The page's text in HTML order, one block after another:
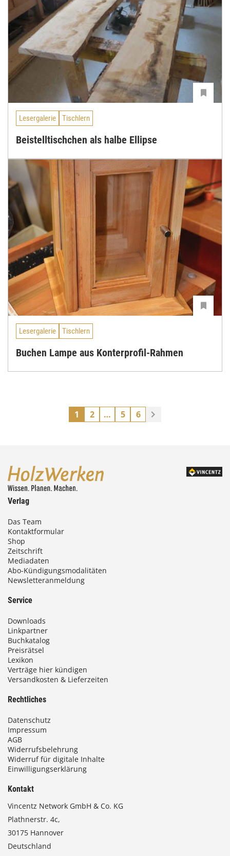
Lesergalerie Tischlern
Beistelltischchen als halbe Ellipse
Lesergalerie Tischlern
Buchen Lampe aus Konterprofil-Rahmen
1 2 … 5 6
Verlag
Das Team
Kontaktformular
Shop
Zeitschrift
Mediadaten
Abo-Kündigungsmodalitäten
Newsletteranmeldung
Service
Downloads
Linkpartner
Buchkatalog
Preisrätsel
Lexikon
Verträge hier kündigen
Versandkosten & Lieferzeiten
Rechtliches
Datenschutz
Impressum
AGB
Widerrufsbelehrung
Widerruf für digitale Inhalte
Einwilligungserklärung
Kontakt
Vincentz Network GmbH & Co. KG
Plathnerstr. 4c,
30175 Hannover
Deutschland